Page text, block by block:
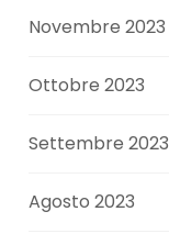
Novembre 2023
Ottobre 2023
Settembre 2023
Agosto 2023